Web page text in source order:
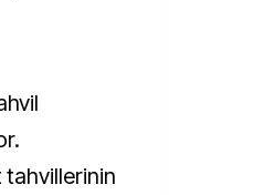
tahvillerinin